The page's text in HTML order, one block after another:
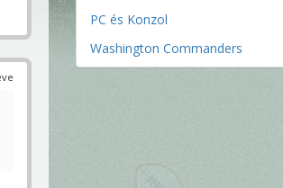
PC és Konzol
Washington Commanders